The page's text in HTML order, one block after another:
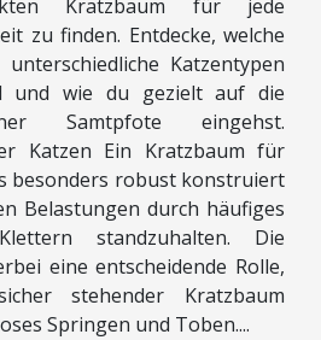
Kratzbaum für jede
zu finden. Entdecke, welche
Katzentypen
und wie du gezielt auf die
Samtpfote eingehst.
Katzen Ein Kratzbaum für
besonders robust konstruiert
Belastungen durch häufiges
standzuhalten. Die
eine entscheidende Rolle,
stehender Kratzbaum
Springen und Toben....